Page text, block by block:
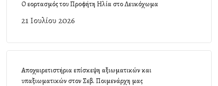
Ο εορτασμός του Προφήτη Ηλία στο Λευκόχωμα
21 Ιουλίου 2026
Αποχαιρετιστήρια επίσκεψη αξιωματικών και
υπαξιωματικών στον Σεβ. Ποιμενάρχη μας